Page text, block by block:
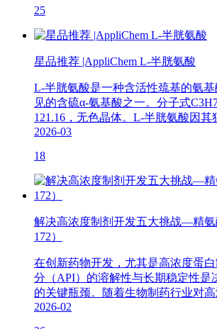
25
星品推荐 |AppliChem L-半胱氨酸
L-半胱氨酸是一种含活性巯基的氨
见的含硫α-氨基酸之一。分子式
121.16，无色晶体。L-半胱氨酸因其
2026-03
18
解决高浓度制剂开发五大挑战—精
172）
在创新药物开发，尤其是高浓度蛋
分（API）的溶解性与长期稳定性是
的关键瓶颈。随着生物制药行业对
2026-02